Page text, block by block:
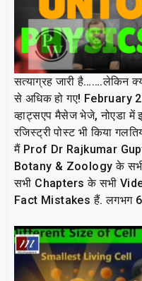
सत्याग्रह जारी है…….लेकिन
से अधिक हो गए! February
व्हाट्सएप मैसेज भेजे, नोएडा में
रजिस्ट्री पोस्ट भी किया
मैं Prof Dr Rajkumar
Botany & Zoology के
सभी Chapters के सभी
Fact Mistakes हैं. लगभग